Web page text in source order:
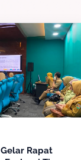
Rapat